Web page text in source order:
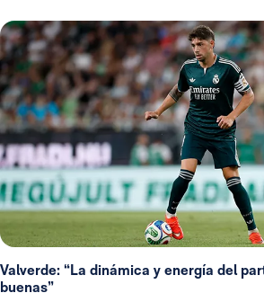
Valverde: “La dinámica y energía del
buenas”